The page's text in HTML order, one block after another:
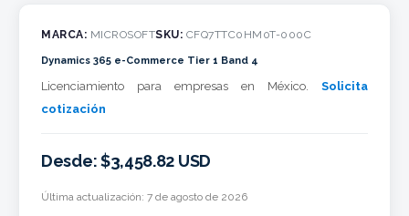
MARCA: MICROSOFTSKU: CFQ7TTC0HM0T-000C
Dynamics 365 e-Commerce Tier 1 Band 4
Licenciamiento para empresas en México. Solicita
cotización
Desde: $3,458.82 USD
Última actualización: 7 de agosto de 2026